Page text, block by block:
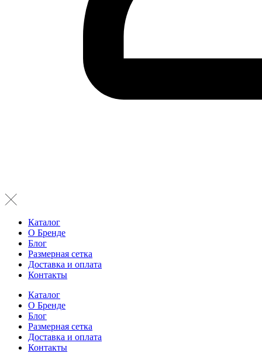
Каталог
О Бренде
Блог
Размерная сетка
Доставка и оплата
Контакты
Каталог
О Бренде
Блог
Размерная сетка
Доставка и оплата
Контакты